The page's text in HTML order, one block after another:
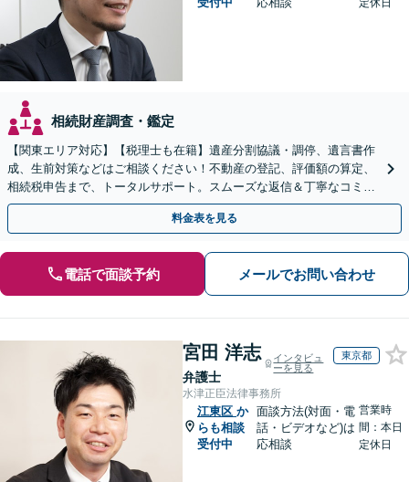
定休日
相続財産調査・鑑定
【関東エリア対応】【税理士も在籍】遺産分割協議・調停、遺言書作
成、生前対策などはご相談ください！不動産の登記、評価額の算定、
相続税申告まで、トータルサポート。スムーズな返信＆丁寧なコミュ
ニケーション◎お気軽にご相談ください。
料金表を見る
電話で面談予約 メールでお問い合わせ
宮田 洋志
弁護士
インタビュ
ーを見る
東京都
水津正臣法律事務所
江東区 か
らも相談
受付中
面談方法(対面・電
話・ビデオなど)は
応相談
営業時
間：本日
定休日